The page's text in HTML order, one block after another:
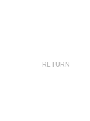
RETURN